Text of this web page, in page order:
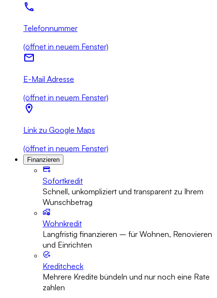
Telefonnummer
(öffnet in neuem Fenster)
E-Mail Adresse
(öffnet in neuem Fenster)
Link zu Google Maps
(öffnet in neuem Fenster)
Finanzieren
Sofortkredit
Schnell, unkompliziert und transparent zu Ihrem
Wunschbetrag
Wohnkredit
Langfristig finanzieren – für Wohnen, Renovieren
und Einrichten
Kreditcheck
Mehrere Kredite bündeln und nur noch eine Rate
zahlen